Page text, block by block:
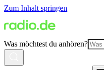
Zum Inhalt springen
Was möchtest du anhören?